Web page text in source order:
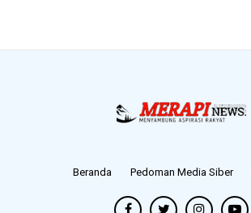
Beranda Pedoman Media Siber